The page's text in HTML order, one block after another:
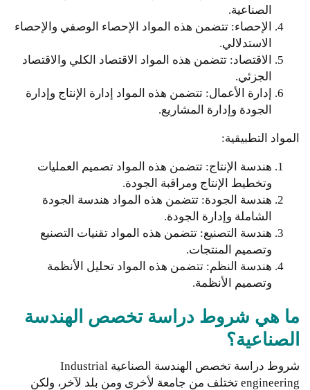
الصناعية.
الإحصاء: تتضمن هذه المواد الإحصاء الوصفي والإحصاء
الاستدلالي.
الاقتصاد: تتضمن هذه المواد الاقتصاد الكلي والاقتصاد
الجزئي.
إدارة الأعمال: تتضمن هذه المواد إدارة الإنتاج وإدارة
الجودة وإدارة المشاريع.
المواد التطبيقية:
هندسة الإنتاج: تتضمن هذه المواد تصميم العمليات
وتخطيط الإنتاج ومراقبة الجودة.
هندسة الجودة: تتضمن هذه المواد هندسة الجودة
الشاملة وإدارة الجودة.
هندسة التصنيع: تتضمن هذه المواد تقنيات التصنيع
وتصميم المنتجات.
هندسة النظم: تتضمن هذه المواد تحليل الأنظمة
وتصميم الأنظمة.
ما هي شروط دراسة تخصص الهندسة
الصناعية؟
شروط دراسة تخصص الهندسة الصناعية Industrial
engineering تختلف من جامعة لأخرى ومن بلد لآخر، ولكن